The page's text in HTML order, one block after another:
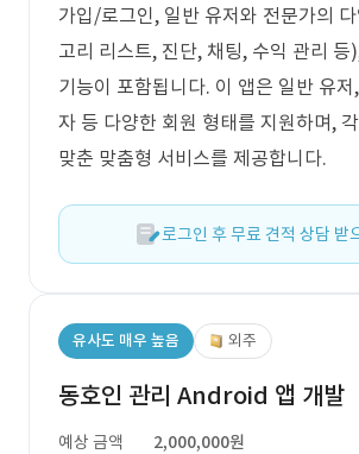
가입/로그인, 일반 유저와 전문가의 다
고리 리스트, 진단, 채팅, 수익 관리 등
기능이 포함됩니다. 이 앱은 일반 유저
자 등 다양한 회원 형태를 지원하며,
맞춘 맞춤형 서비스를 제공합니다.
로그인 후 무료 견적 상담 받
유사도 매우 높음 외주
동호인 관리 Android 앱 개발
예상 금액
2,000,000원